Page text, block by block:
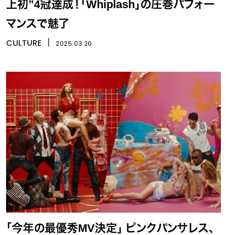
上初”4冠達成！「Whiplash」の圧巻パフォー
マンスで魅了
CULTURE 2025.03.20
「今年の最優秀MV決定」 ピンクパンサレス、